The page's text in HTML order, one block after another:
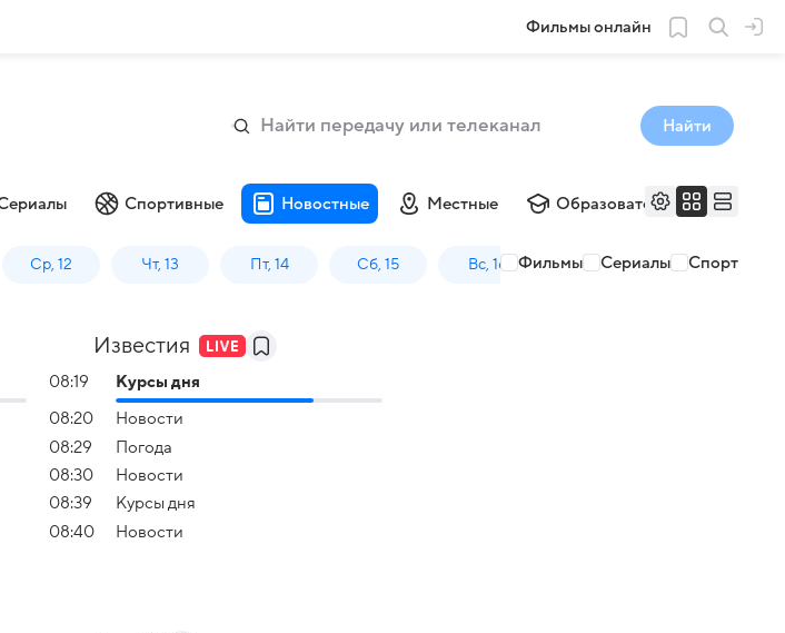
Фильмы онлайн
Найти
Спортивные Новостные Местные Образовательные
Ср, 12 Чт, 13 Пт, 14 Сб, 15 Вс, 16 Пн, 17
Фильмы Сериалы Спорт
Известия
08:19 Курсы дня
08:20
Новости
08:29
Погода
08:30
Новости
08:39
Курсы дня
08:40
Новости